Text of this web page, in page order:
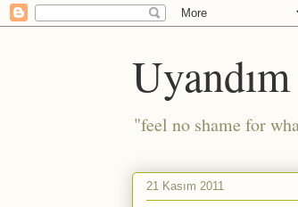
"feel no shame for
21 Kasım 2011